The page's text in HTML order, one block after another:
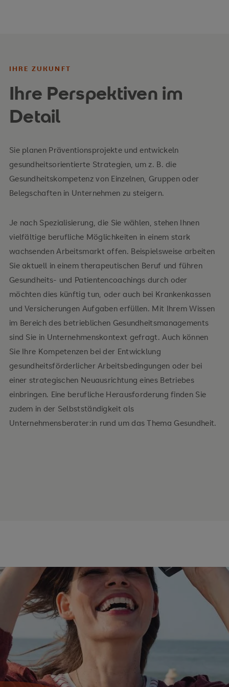
Gehen Sie Ihren Weg im Bereich Prävention,
Gesundheitsförderung und Rehabilitation.
Gesundheitswirtschaft und der Kranken- und
Unfallversicherungsbranche,
Bildungseinrichtungen oder auch Gemeinden und
öffentliche Verwaltungen als potenzielle
Arbeitgeber in Frage.
Spezialisieren Sie sich auf
Führung und
Gesundheit , stehen Sie für ein nachhaltiges und
verantwortungsbewusstes Management.
IHRE ZUKUNFT
Ihre Perspektiven im
Detail
Sie planen Präventionsprojekte und entwickeln
gesundheitsorientierte Strategien, um z. B. die
Gesundheitskompetenz von Einzelnen, Gruppen oder
Belegschaften in Unternehmen zu steigern.
Je nach Spezialisierung, die Sie wählen, stehen Ihnen
vielfältige berufliche Möglichkeiten in einem stark
wachsenden Arbeitsmarkt offen. Beispielsweise arbeiten
Sie aktuell in einem therapeutischen Beruf und führen
Gesundheits- und Patientencoachings durch oder
möchten dies künftig tun, oder auch bei Krankenkassen
und Versicherungen Aufgaben erfüllen. Mit Ihrem Wissen
im Bereich des betrieblichen Gesundheitsmanagements
sind Sie in Unternehmenskontext gefragt. Auch können
Sie Ihre Kompetenzen bei der Entwicklung
gesundheitsförderlicher Arbeitsbedingungen oder bei
einer strategischen Neuausrichtung eines Betriebes
einbringen. Eine berufliche Herausforderung finden Sie
zudem in der Selbstständigkeit als
Unternehmensberater:in rund um das Thema Gesundheit.